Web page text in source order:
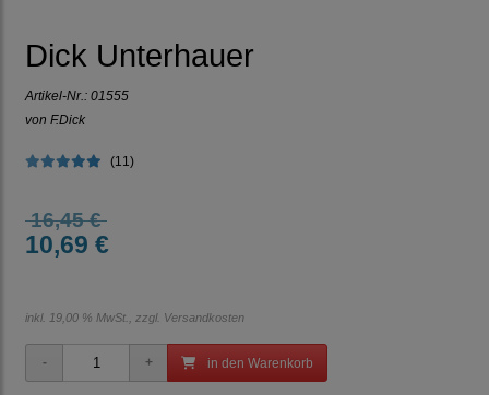
Dick Unterhauer
Artikel-Nr.: 01555
von F.Dick
(11)
16,45 €
10,69 €
inkl. 19,00 % MwSt., zzgl. Versandkosten
in den Warenkorb